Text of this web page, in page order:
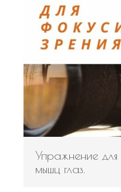
Упражнение для
мышц глаз.